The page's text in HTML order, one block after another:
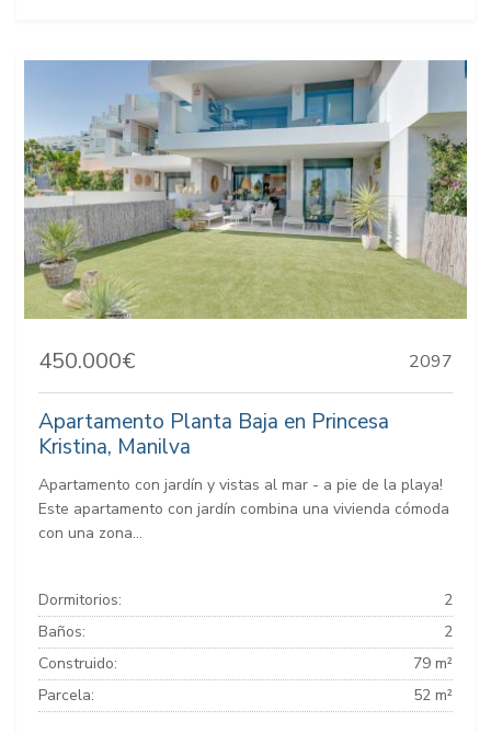
450.000€ 2097
Apartamento Planta Baja en Princesa
Kristina, Manilva
Apartamento con jardín y vistas al mar - a pie de la playa!
Este apartamento con jardín combina una vivienda cómoda
con una zona...
Dormitorios:
2
Baños:
2
Construido:
79 m²
Parcela:
52 m²